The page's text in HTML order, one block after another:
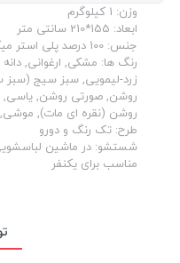
وزن: 1 کیلوگرم
ابعاد: 155*210 سانتی متر
جنس: 100 درصد پلی استر میکرو فایبر ضد حساسیت
رنگ ها: مشکی, ارغوانی,
زرد-لیمویی, سبز سیج
روشن, صورتی روشن, یاسی,
روشن (نقره ای مات),
طرح: تک رنگ و دورو
شستشو: در ماشین لباسشویی
مناسب برای یکنفر